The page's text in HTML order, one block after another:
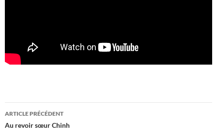
Navigation
des
ARTICLE PRÉCÉDENT
Au revoir sœur Chinh